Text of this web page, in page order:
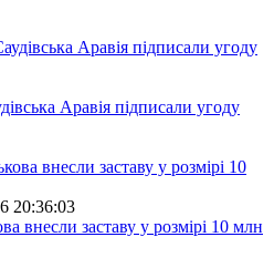
Аравія підписали угоду
20:36:03
внесли заставу у розмірі 10 млн